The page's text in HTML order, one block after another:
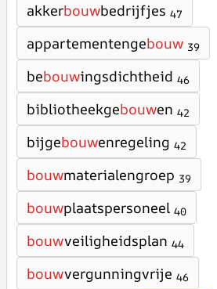
akkerbouwbedrijfjes 47
appartementengebouw 39
bebouwingsdichtheid 46
bibliotheekgebouwen 42
bijgebouwenregeling 42
bouwmaterialengroep 39
bouwplaatspersoneel 40
bouwveiligheidsplan 44
bouwvergunningvrije 46